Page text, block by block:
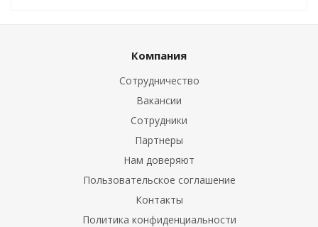
Компания
Сотрудничество
Вакансии
Сотрудники
Партнеры
Нам доверяют
Пользовательское соглашение
Контакты
Политика конфиденциальности